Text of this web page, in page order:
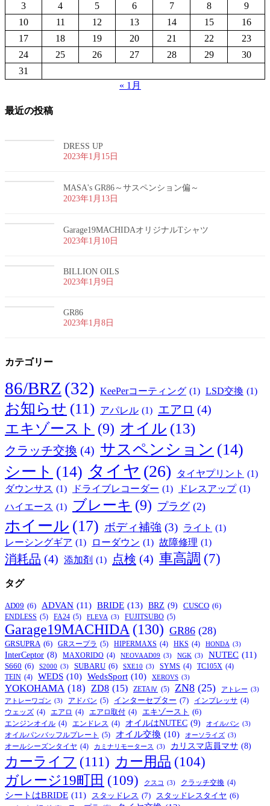
3
4 5 6 7 8
9
10
11 12 13 14 15
16
17
18 19 20 21 22
23
24
25 26 27 28 29
30
31
« 1月
最近の投稿
DRESS UP
2023年1月15日
MASA's GR86～サスペンション偏～
2023年1月13日
Garage19MACHIDAオリジナルTシャツ
2023年1月10日
BILLION OILS
2023年1月9日
GR86
2023年1月8日
カテゴリー
86/BRZ (32) KeePerコーティング (1) LSD交換 (1)
お知らせ (11) アパレル (1) エアロ (4)
エキゾースト (9) オイル (13)
クラッチ交換 (4) サスペンション (14)
シート (14) タイヤ (26) タイヤプリント (1)
ダウンサス (1) ドライブレコーダー (1) ドレスアップ (1)
ハイエース (1) ブレーキ (9) プラグ (2)
ホイール (17) ボディ補強 (3) ライト (1)
レーシングギア (1) ローダウン (1) 故障修理 (1)
消耗品 (4) 添加剤 (1) 点検 (4) 車高調 (7)
タグ
AD09 (6) ADVAN (11) BRIDE (13) BRZ (9) CUSCO (6)
ENDLESS (5) FA24 (5) FLEVA (3) FUJITSUBO (5)
Garage19MACHIDA (130) GR86 (28)
GRSUPRA (6) GRスープラ (5) HIPERMAXS (4) HKS (4) HONDA (3)
InterCeptor (8) MAXORIDO (4) NEOVAAD09 (3) NGK (3) NUTEC (11)
S660 (6) S2000 (3) SUBARU (6) SXE10 (3) SYMS (4) TC105X (4)
TEIN (4) WEDS (10) WedsSport (10) XEROVS (3)
YOKOHAMA (18) ZD8 (15) ZETAⅣ (5) ZN8 (25) アトレー (3)
アトレーワゴン (3) アドバン (5) インターセプター (7) インプレッサ (4)
ウェッズ (4) エアロ (4) エアロ取付 (4) エキゾースト (6)
エンジンオイル (4) エンドレス (4) オイルはNUTEC (9) オイルパン (3)
オイルパンバッフルプレート (5) オイル交換 (10) オーソライズ (3)
オールシーズンタイヤ (4) カミナリモータース (3) カリスマ店員マサ (8)
カーライフ (111) カー用品 (104)
ガレージ19町田 (109) クスコ (3) クラッチ交換 (4)
シートはBRIDE (11) スタッドレス (7) スタッドレスタイヤ (6)